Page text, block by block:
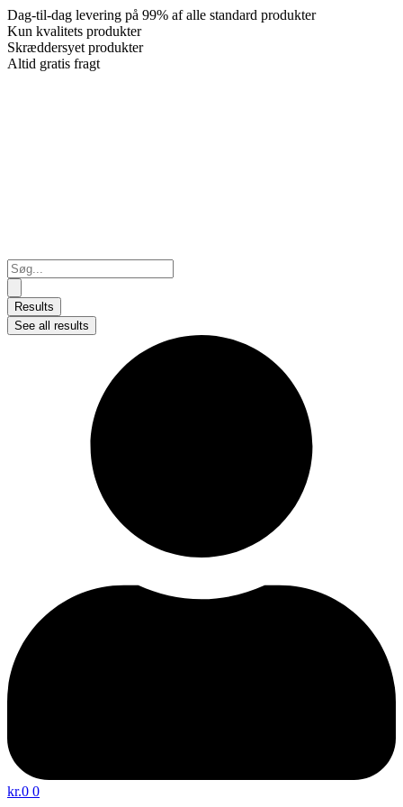
Dag-til-dag levering på 99% af alle standard produkter
Kun kvalitets produkter
Skræddersyet produkter
Altid gratis fragt
Search
...
Results
See all results
kr.0 0